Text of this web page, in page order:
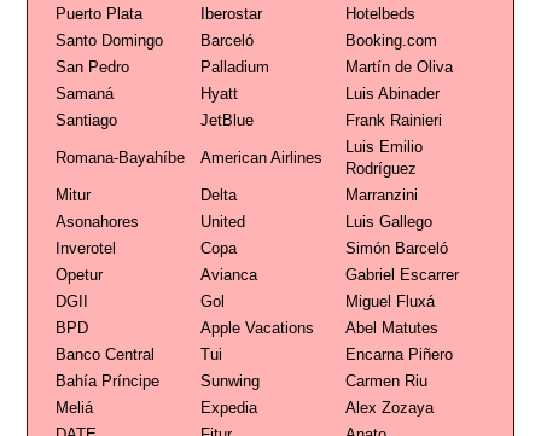
Puerto Plata
Iberostar
Hotelbeds
Santo Domingo
Barceló
Booking.com
San Pedro
Palladium
Martín de Oliva
Samaná
Hyatt
Luis Abinader
Santiago
JetBlue Frank Rainieri
Romana-Bayahíbe American Airlines
Luis Emilio
Rodríguez
Mitur
Delta
Marranzini
Asonahores
United
Luis Gallego
Inverotel
Copa
Simón Barceló
Opetur
Avianca
Gabriel Escarrer
DGII
Gol
Miguel Fluxá
BPD
Apple Vacations
Abel Matutes
Banco Central
Tui
Encarna Piñero
Bahía Príncipe
Sunwing
Carmen Riu
Meliá
Expedia
Alex Zozaya